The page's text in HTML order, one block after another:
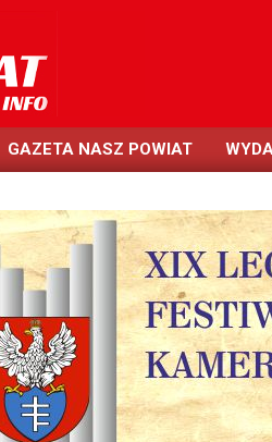
GAZETA NASZ POWIAT